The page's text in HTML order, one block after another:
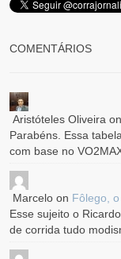
COMENTÁRIOS
Aristóteles Oliveira on
Parabéns. Essa
com base no
Marcelo on Fôlego,
Esse sujeito o
de corrida tudo